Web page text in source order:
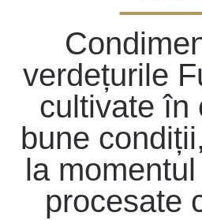
verdețurile
cultivate în
bune
la
procesate